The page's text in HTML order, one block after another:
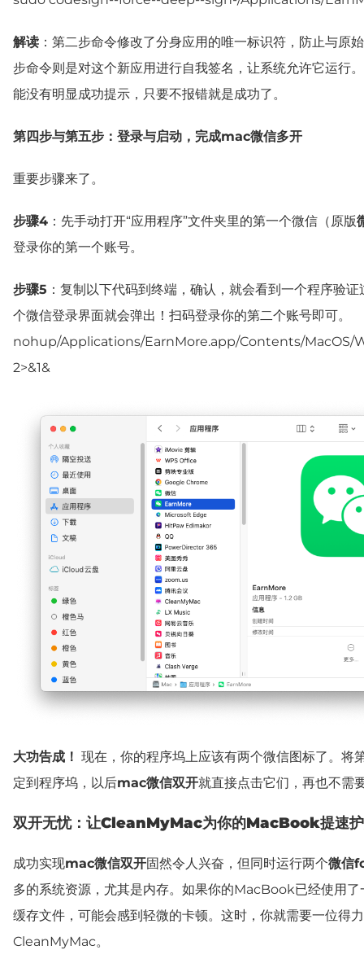
解读 ：第二步命令修改了分身应用的唯一标识符，防止与原始
步命令则是对这个新应用进行自我签名，让系统允许它运行
能没有明显成功提示，只要不报错就是成功了。
第四步与第五步：登录与启动，完成mac微信多开
重要步骤来了。
步骤4 ：先手动打开“应用程序”文件夹里的第一个微信（原版
登录你的第一个账号。
步骤5 ：复制以下代码到终端，确认，就会看到一个程序验
个微信登录界面就会弹出！扫码登录你的第二个账号即可。
nohup/Applications/EarnMore.app/Contents/MacOS/
2>&1&
大功告成！ 现在，你的程序坞上应该有两个微信图标了。将
定到程序坞，以后mac微信双开就直接点击它们，再也不需
双开无忧：让CleanMyMac为你的MacBook提速
成功实现mac微信双开固然令人兴奋，但同时运行两个微信
多的系统资源，尤其是内存。如果你的MacBook已经使用了
缓存文件，可能会感到轻微的卡顿。这时，你就需要一位
CleanMyMac。